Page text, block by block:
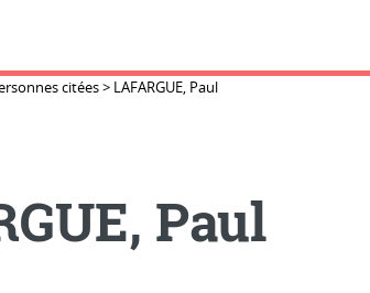
citées> LAFARGUE, Paul
Paul